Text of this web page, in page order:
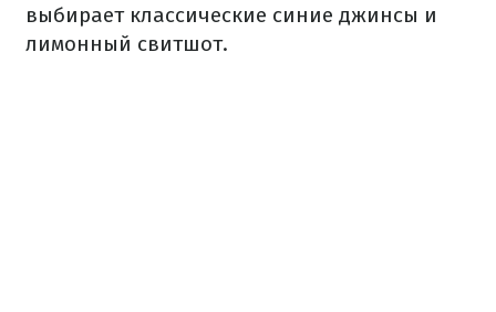
выбирает классические синие джинсы и
лимонный свитшот.